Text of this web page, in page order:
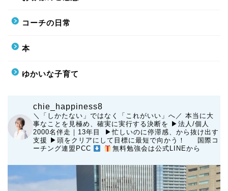
コーチの日常
本
ゆかいな子育て
chie_happiness8
＼「しかたない」ではなく「これがいい」へ／ 本当に大
事なことを見極め、確実に実行する決断を ▶︎法人/個人
2000名伴走｜13年目 ▶︎忙しいのに停滞感、から抜け出す
支援 ▶︎頭をクリアにして目標に最短で向かう！
国際コ
ーチング連盟PCC
無料勉強会は公式LINEから